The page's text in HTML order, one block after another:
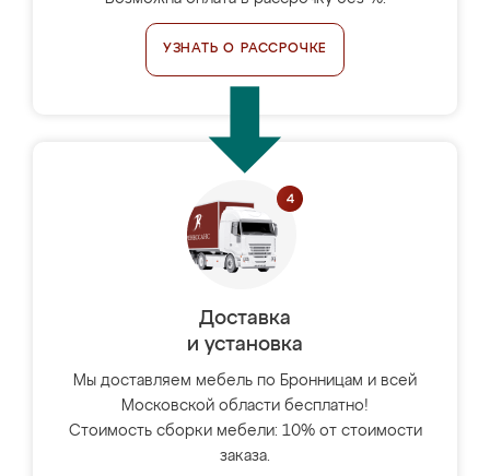
УЗНАТЬ О РАССРОЧКЕ
Доставка
и установка
Мы доставляем мебель по Бронницам и всей
Московской области бесплатно!
Стоимость сборки мебели: 10% от стоимости
заказа.